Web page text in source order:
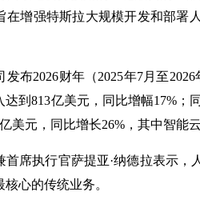
在增强特斯拉大规模开发和部署
发布2026财年（2025年7月至
到813亿美元，同比增幅17%；
美元，同比增长26%，其中智能
首席执行官萨提亚·纳德拉表示
心的传统业务。